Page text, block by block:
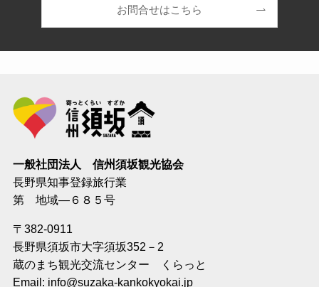
お問合せはこちら
一般社団法人 信州須坂観光協会
長野県知事登録旅行業
第 地域―６８５号
〒382-0911
長野県須坂市大字須坂352－2
蔵のまち観光交流センター くらっと
Email: info@suzaka-kankokyokai.jp